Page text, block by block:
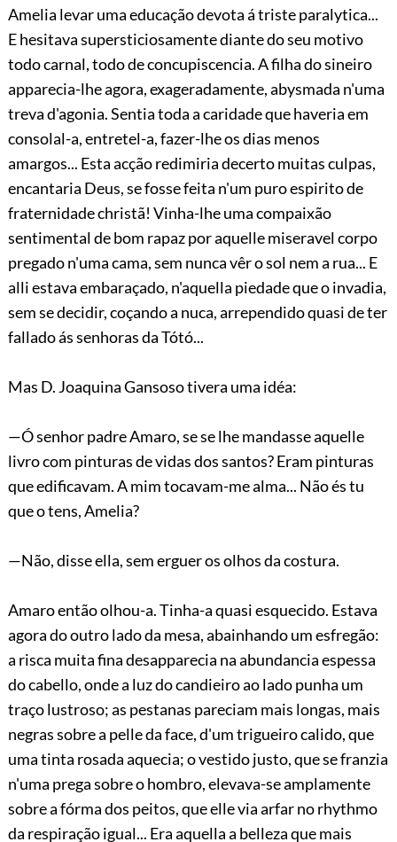
Amelia levar uma educação devota á triste paralytica...
E hesitava supersticiosamente diante do seu motivo
todo carnal, todo de concupiscencia. A filha do sineiro
apparecia-lhe agora, exageradamente, abysmada n'uma
treva d'agonia. Sentia toda a caridade que haveria em
consolal-a, entretel-a, fazer-lhe os dias menos
amargos... Esta acção redimiria decerto muitas culpas,
encantaria Deus, se fosse feita n'um puro espirito de
fraternidade christã! Vinha-lhe uma compaixão
sentimental de bom rapaz por aquelle miseravel corpo
pregado n'uma cama, sem nunca vêr o sol nem a rua... E
alli estava embaraçado, n'aquella piedade que o invadia,
sem se decidir, coçando a nuca, arrependido quasi de ter
fallado ás senhoras da Tótó...
Mas D. Joaquina Gansoso tivera uma idéa:
—Ó senhor padre Amaro, se se lhe mandasse aquelle
livro com pinturas de vidas dos santos? Eram pinturas
que edificavam. A mim tocavam-me alma... Não és tu
que o tens, Amelia?
—Não, disse ella, sem erguer os olhos da costura.
Amaro então olhou-a. Tinha-a quasi esquecido. Estava
agora do outro lado da mesa, abainhando um esfregão:
a risca muita fina desapparecia na abundancia espessa
do cabello, onde a luz do candieiro ao lado punha um
traço lustroso; as pestanas pareciam mais longas, mais
negras sobre a pelle da face, d'um trigueiro calido, que
uma tinta rosada aquecia; o vestido justo, que se franzia
n'uma prega sobre o hombro, elevava-se amplamente
sobre a fórma dos peitos, que elle via arfar no rhythmo
da respiração igual... Era aquella a belleza que mais